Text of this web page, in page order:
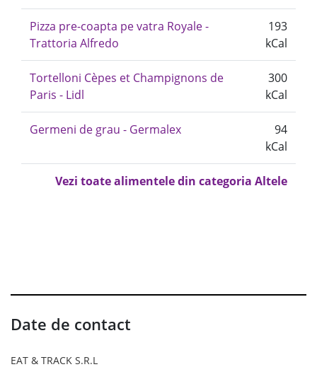
Pizza pre-coapta pe vatra Royale -
Trattoria Alfredo
193
kCal
Tortelloni Cèpes et Champignons de
Paris - Lidl
300
kCal
Germeni de grau - Germalex
94
kCal
Vezi toate alimentele din categoria Altele
Date de contact
EAT & TRACK S.R.L